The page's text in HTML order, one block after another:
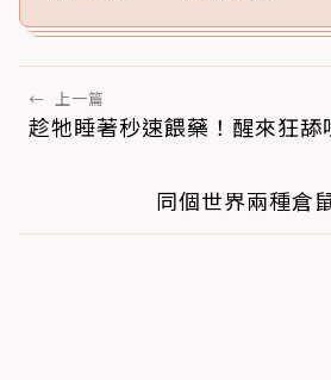
← 上一篇
趁牠睡著秒速餵藥！醒來狂舔
同個世界兩種倉